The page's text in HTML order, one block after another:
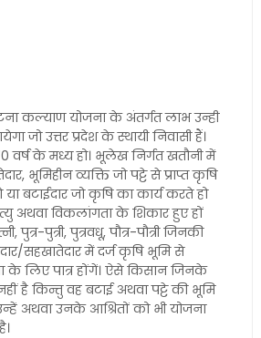
कल्याण योजना के अंतर्गत लाभ उन्हीं
जो उत्तर प्रदेश के स्थायी निवासी हैं।
के मध्य हो। भूलेख निर्गत खतौनी में
भूमिहीन व्यक्ति जो पट्टे से प्राप्त कृषि
या बटाईदार जो कृषि का कार्य करते हो
अथवा विकलांगता के शिकार हुए हों
पुत्र-पुत्री, पुत्रवधू, पौत्र-पौत्री जिनकी
सहखातेदार में दर्ज कृषि भूमि से
के लिए पात्र होंगें। ऐसे किसान जिनके
है किन्तु वह बटाई अथवा पट्टे की भूमि
अथवा उनके आश्रितों को भी योजना